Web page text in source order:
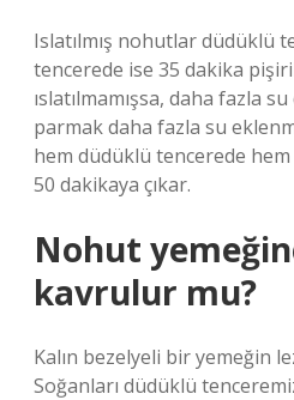
Islatılmış nohutlar düdüklü
tencerede ise 35 dakika
ıslatılmamışsa, daha fazla
parmak daha fazla su
hem düdüklü tencerede hem
50 dakikaya çıkar.
Nohut
kavrulur mu?
Kalın bezelyeli bir yemeğin
Soğanları düdüklü